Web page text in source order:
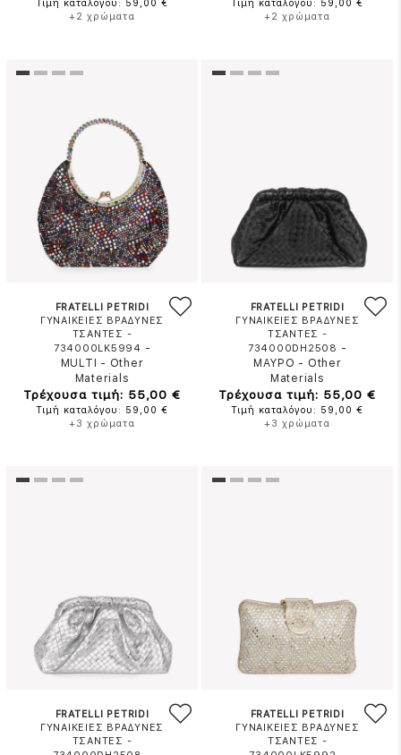
Τιμή καταλόγου: 59,00 €
+2 χρώματα
Τιμή καταλόγου: 59,00 €
+2 χρώματα
FRATELLI PETRIDI
ΓΥΝΑΙΚΕΙΕΣ ΒΡΑΔΥΝΕΣ
ΤΣΑΝΤΕΣ -
734000LK5994 -
MULTI
- Other
Materials
Τρέχουσα τιμή: 55,00 €
Τιμή καταλόγου: 59,00 €
+3 χρώματα
FRATELLI PETRIDI
ΓΥΝΑΙΚΕΙΕΣ ΒΡΑΔΥΝΕΣ
ΤΣΑΝΤΕΣ -
734000DH2508 -
ΜΑΥΡΟ - Other
Materials
Τρέχουσα τιμή: 55,00 €
Τιμή καταλόγου: 59,00 €
+3 χρώματα
FRATELLI PETRIDI
ΓΥΝΑΙΚΕΙΕΣ ΒΡΑΔΥΝΕΣ
ΤΣΑΝΤΕΣ -
FRATELLI PETRIDI
ΓΥΝΑΙΚΕΙΕΣ ΒΡΑΔΥΝΕΣ
ΤΣΑΝΤΕΣ -